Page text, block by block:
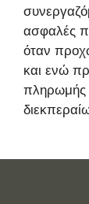
ασφαλές
όταν
και ενώ
πληρωμής